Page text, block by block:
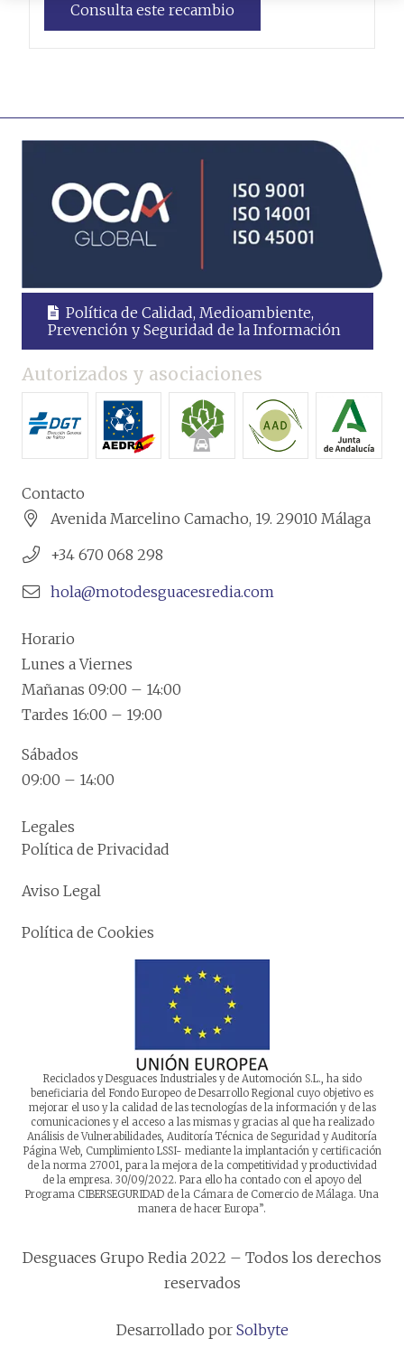
Consulta este recambio
Política de Calidad, Medioambiente,
Prevención y Seguridad de la Información
Autorizados y asociaciones
Contacto
Avenida Marcelino Camacho, 19. 29010 Málaga
+34 670 068 298
hola@motodesguacesredia.com
Horario
Lunes a Viernes
Mañanas 09:00 – 14:00
Tardes 16:00 – 19:00
Sábados
09:00 – 14:00
Legales
Política de Privacidad
Aviso Legal
Política de Cookies
Reciclados y Desguaces Industriales y de Automoción S.L., ha sido
beneficiaria del Fondo Europeo de Desarrollo Regional cuyo objetivo es
mejorar el uso y la calidad de las tecnologías de la información y de las
comunicaciones y el acceso a las mismas y gracias al que ha realizado
Análisis de Vulnerabilidades, Auditoría Técnica de Seguridad y Auditoría
Página Web, Cumplimiento LSSI- mediante la implantación y certificación
de la norma 27001, para la mejora de la competitividad y productividad
de la empresa. 30/09/2022. Para ello ha contado con el apoyo del
Programa CIBERSEGURIDAD de la Cámara de Comercio de Málaga. Una
manera de hacer Europa”.
Desguaces Grupo Redia 2022 – Todos los derechos
reservados
Desarrollado por Solbyte